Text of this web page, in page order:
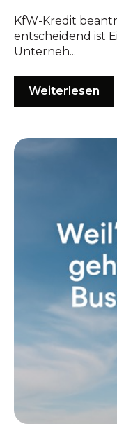
KfW-Kredit
entscheidend ist
Unterneh...
Weiterlesen